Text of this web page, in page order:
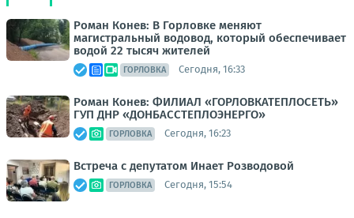
Роман Конев: В Горловке меняют
магистральный водовод, который обеспечивает
водой 22 тысяч жителей
ГОРЛОВКА Сегодня, 16:33
Роман Конев: ФИЛИАЛ «ГОРЛОВКАТЕПЛОСЕТЬ»
ГУП ДНР «ДОНБАССТЕПЛОЭНЕРГО»
ГОРЛОВКА Сегодня, 16:23
Встреча с депутатом Инает Розводовой
ГОРЛОВКА Сегодня, 15:54